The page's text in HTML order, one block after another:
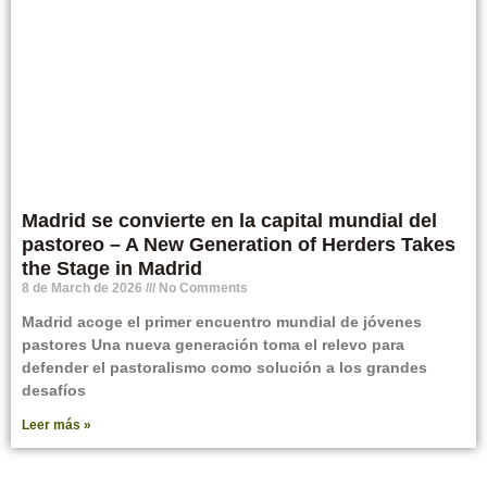
Madrid se convierte en la capital mundial del
pastoreo – A New Generation of Herders Takes
the Stage in Madrid
8 de March de 2026 No Comments
Madrid acoge el primer encuentro mundial de jóvenes
pastores Una nueva generación toma el relevo para
defender el pastoralismo como solución a los grandes
desafíos
Leer más »